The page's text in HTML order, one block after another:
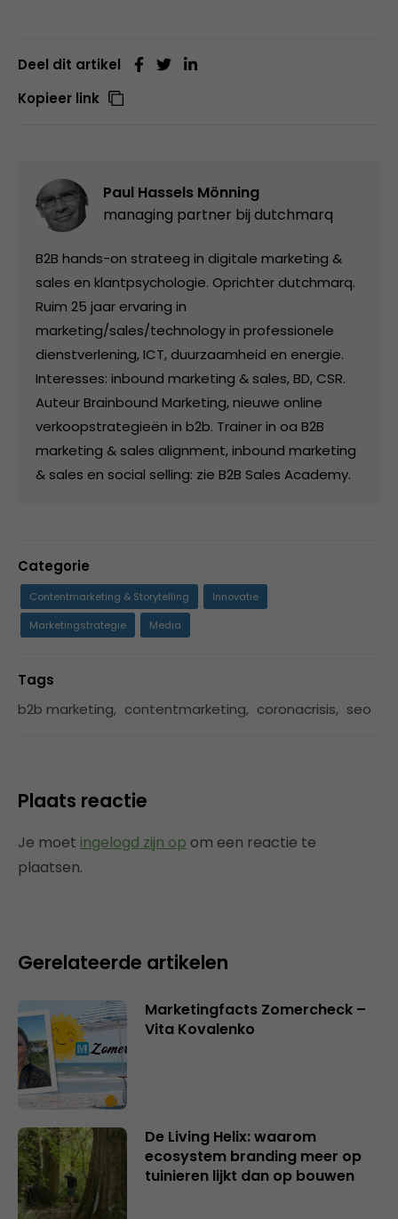
Deel dit artikel
Kopieer link
Paul Hassels Mönning
managing partner bij dutchmarq
B2B hands-on strateeg in digitale marketing &
sales en klantpsychologie. Oprichter dutchmarq.
Ruim 25 jaar ervaring in
marketing/sales/technology in professionele
dienstverlening, ICT, duurzaamheid en energie.
Interesses: inbound marketing & sales, BD, CSR.
Auteur Brainbound Marketing, nieuwe online
verkoopstrategieën in b2b. Trainer in oa B2B
marketing & sales alignment, inbound marketing
& sales en social selling: zie B2B Sales Academy.
Categorie
Contentmarketing & Storytelling
Innovatie
Marketingstrategie
Media
Tags
b2b marketing, contentmarketing, coronacrisis, seo
Plaats reactie
Je moet ingelogd zijn op om een reactie te
plaatsen.
Gerelateerde artikelen
Marketingfacts Zomercheck –
Vita Kovalenko
De Living Helix: waarom
ecosystem branding meer op
tuinieren lijkt dan op bouwen